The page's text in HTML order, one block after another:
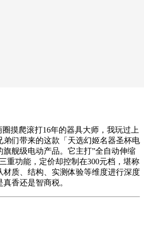
摸爬滚打16年的器具大师，我玩过上
弟们带来的这款「天选幻姬名器圣杯电
旗舰级电动产品。它主打”全自动伸缩
重功能，定价却控制在300元档，堪称
材质、结构、实测体验等维度进行深度
香还是智商税。